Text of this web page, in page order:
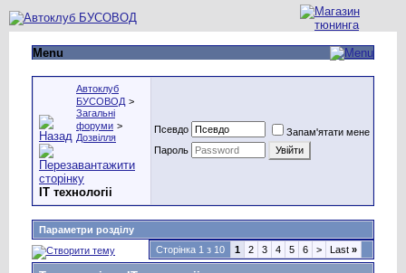
Menu
Автоклуб
БУСОВОД >
Загальні
форуми >
Дозвілля
IT технологіі
Псевдо
Запам'ятати мене
Пароль
Параметри розділу
Сторінка 1 з 10
1 2 3 4 5 6 > Last »